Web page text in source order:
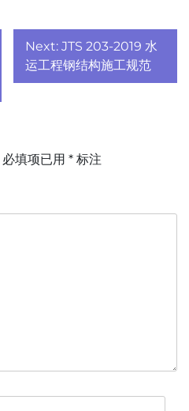
Next: JTS 203-2019 水
运工程钢结构施工规范
必填项已用 * 标注